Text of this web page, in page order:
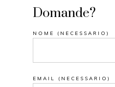
Domande?
NOME (NECESSARIO)
EMAIL (NECESSARIO)